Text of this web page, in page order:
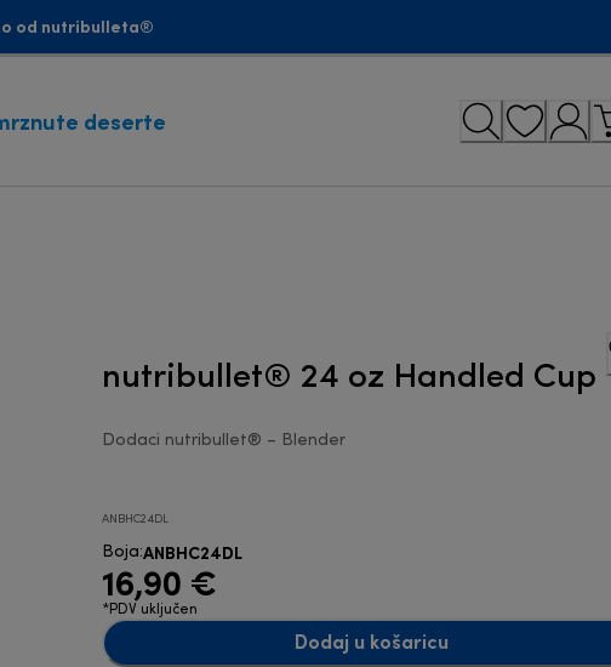
od nutribulleta®
deserte
nutribullet® 24 oz Handled Cup
Dodaci nutribullet® – Blender
ANBHC24DL
Boja:ANBHC24DL
16,90 €
*PDV uključen
Dodaj u košaricu